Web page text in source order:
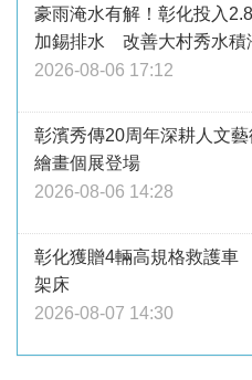
豪雨淹水有解！彰化投入
加錫排水 改善大村秀水積
2026-08-06 17:12
彰濱秀傳20周年深耕人文
繪畫個展登場
2026-08-06 14:28
彰化獲贈4輛高規格救護
架床
2026-08-07 14:30